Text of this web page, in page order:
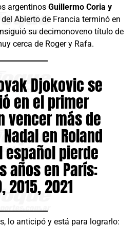
argentinos Guillermo Coria y
Abierto de Francia terminó en
su decimonoveno título de
cerca de Roger y Rafa.
Djokovic se
en el primer
vencer más de
en Roland
español pierde
años en París:
2015, 2021
lo anticipó y está para lograrlo: